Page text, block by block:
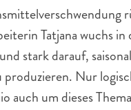
Tatjana wuchs
stark darauf,
Nur
auch um dieses